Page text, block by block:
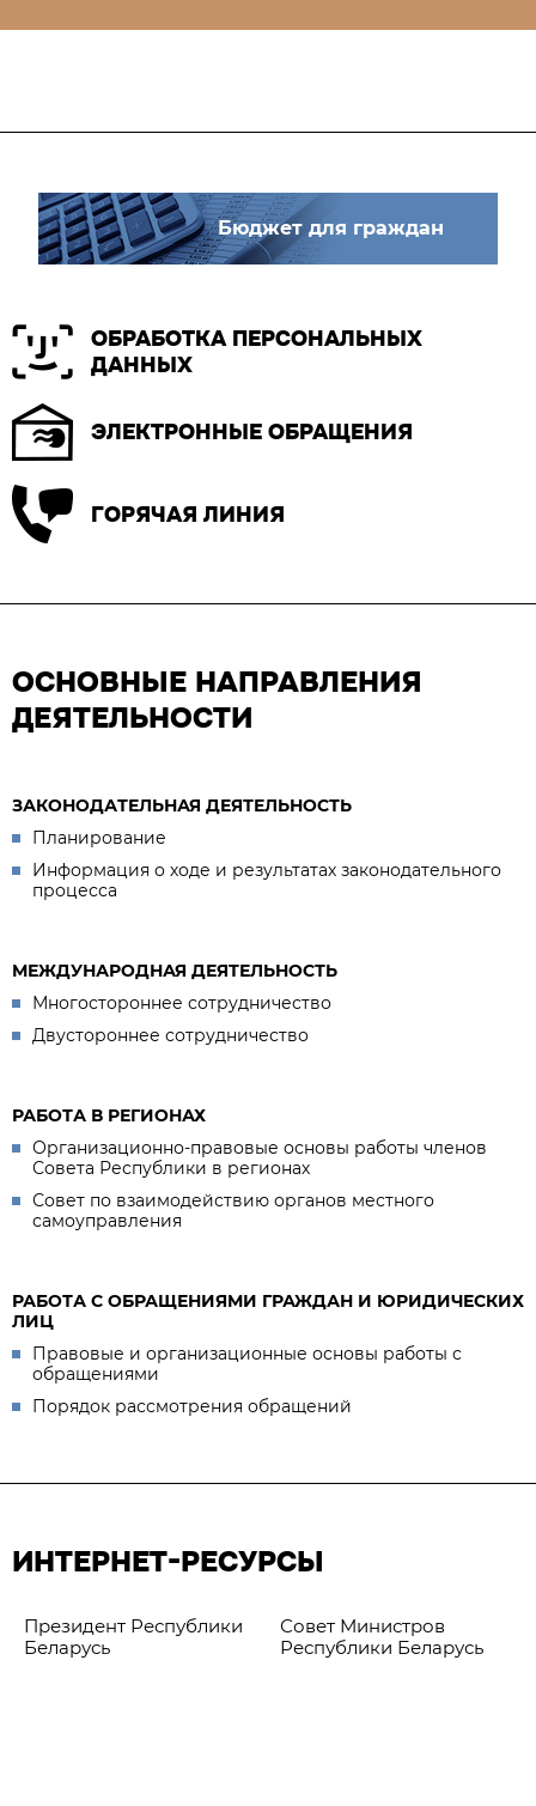
Бюджет для граждан
ОБРАБОТКА ПЕРСОНАЛЬНЫХ
ДАННЫХ
ЭЛЕКТРОННЫЕ ОБРАЩЕНИЯ
ГОРЯЧАЯ ЛИНИЯ
ОСНОВНЫЕ НАПРАВЛЕНИЯ
ДЕЯТЕЛЬНОСТИ
ЗАКОНОДАТЕЛЬНАЯ ДЕЯТЕЛЬНОСТЬ
Планирование
Информация о ходе и результатах законодательного
процесса
МЕЖДУНАРОДНАЯ ДЕЯТЕЛЬНОСТЬ
Многостороннее сотрудничество
Двустороннее сотрудничество
РАБОТА В РЕГИОНАХ
Организационно-правовые основы работы членов
Совета Республики в регионах
Совет по взаимодействию органов местного
самоуправления
РАБОТА С ОБРАЩЕНИЯМИ ГРАЖДАН И ЮРИДИЧЕСКИХ
ЛИЦ
Правовые и организационные основы работы с
обращениями
Порядок рассмотрения обращений
ИНТЕРНЕТ-РЕСУРСЫ
Президент Республики
Беларусь
Совет Министров
Республики Беларусь